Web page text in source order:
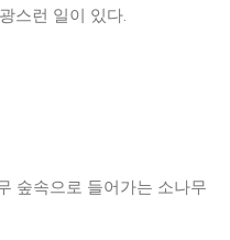
스런 일이 있다.
숲속으로 들어가는 소나무